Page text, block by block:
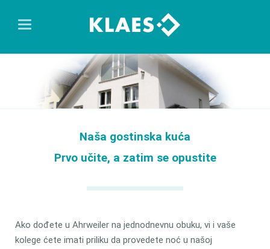
Naša gostinska kuća
Prvo učite, a zatim se opustite
Ako dođete u Ahrweiler na jednodnevnu obuku, vi i vaše
kolege ćete imati priliku da provedete noć u našoj